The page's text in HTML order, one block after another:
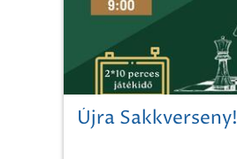
Újra Sakkverseny!